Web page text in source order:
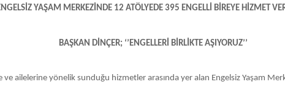
YAŞAM MERKEZİNDE 12 ATÖLYEDE 395 ENGELLİ BİREYE HİZMET
BAŞKAN DİNÇER; ‘’ENGELLERİ BİRLİKTE AŞIYORUZ’’
ve ailelerine yönelik sunduğu hizmetler arasında yer alan Engelsiz Yaşam